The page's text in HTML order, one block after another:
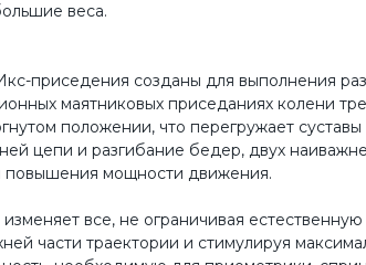
веса.
приседения созданы для выполнения
маятниковых приседаниях колени
положении, что перегружает суставы
цепи и разгибание бедер, двух
повышения мощности движения.
все, не ограничивая
части траектории и стимулируя